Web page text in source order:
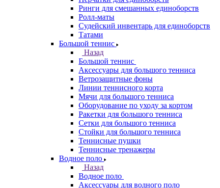
Ринги для смешанных единоборств
Ролл-маты
Судейский инвентарь для единоборств
Татами
Большой теннис
Назад
Большой теннис
Аксессуары для большого тенниса
Ветрозащитные фоны
Линии теннисного корта
Мячи для большого тенниса
Оборудование по уходу за кортом
Ракетки для большого тенниса
Сетки для большого тенниса
Стойки для большого тенниса
Теннисные пушки
Теннисные тренажеры
Водное поло
Назад
Водное поло
Аксессуары для водного поло